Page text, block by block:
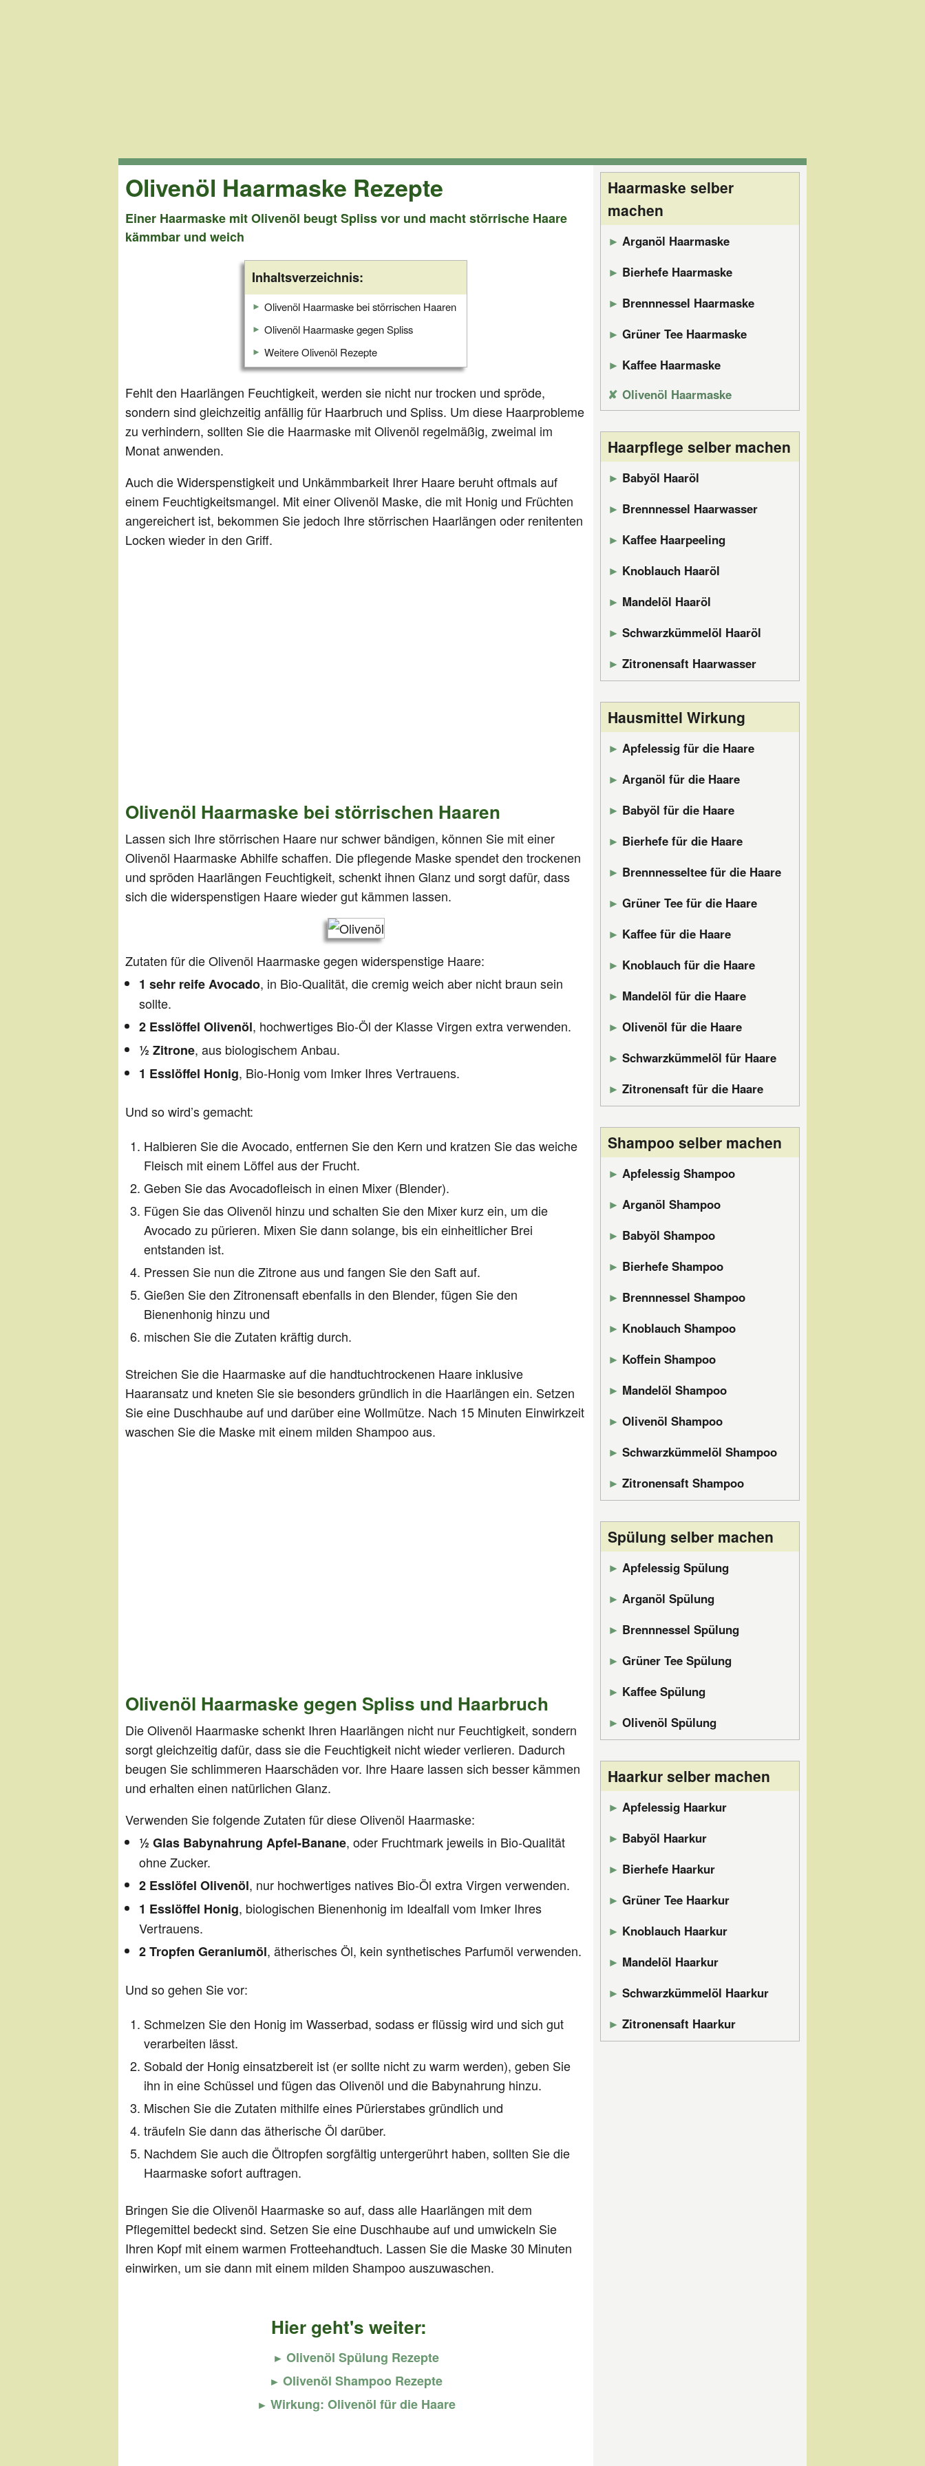
Olivenöl Haarmaske Rezepte
Einer Haarmaske mit Olivenöl beugt Spliss vor und macht störrische Haare
kämmbar und weich
Inhaltsverzeichnis:
Olivenöl Haarmaske bei störrischen Haaren
Olivenöl Haarmaske gegen Spliss
Weitere Olivenöl Rezepte
Fehlt den Haarlängen Feuchtigkeit, werden sie nicht nur trocken und spröde,
sondern sind gleichzeitig anfällig für Haarbruch und Spliss. Um diese Haarprobleme
zu verhindern, sollten Sie die Haarmaske mit Olivenöl regelmäßig, zweimal im
Monat anwenden.
Auch die Widerspenstigkeit und Unkämmbarkeit Ihrer Haare beruht oftmals auf
einem Feuchtigkeitsmangel. Mit einer Olivenöl Maske, die mit Honig und Früchten
angereichert ist, bekommen Sie jedoch Ihre störrischen Haarlängen oder renitenten
Locken wieder in den Griff.
Olivenöl Haarmaske bei störrischen Haaren
Lassen sich Ihre störrischen Haare nur schwer bändigen, können Sie mit einer
Olivenöl Haarmaske Abhilfe schaffen. Die pflegende Maske spendet den trockenen
und spröden Haarlängen Feuchtigkeit, schenkt ihnen Glanz und sorgt dafür, dass
sich die widerspenstigen Haare wieder gut kämmen lassen.
Zutaten für die Olivenöl Haarmaske gegen widerspenstige Haare:
1 sehr reife Avocado, in Bio-Qualität, die cremig weich aber nicht braun sein
sollte.
2 Esslöffel Olivenöl, hochwertiges Bio-Öl der Klasse Virgen extra verwenden.
½ Zitrone, aus biologischem Anbau.
1 Esslöffel Honig, Bio-Honig vom Imker Ihres Vertrauens.
Und so wird’s gemacht:
Halbieren Sie die Avocado, entfernen Sie den Kern und kratzen Sie das weiche
Fleisch mit einem Löffel aus der Frucht.
Geben Sie das Avocadofleisch in einen Mixer (Blender).
Fügen Sie das Olivenöl hinzu und schalten Sie den Mixer kurz ein, um die
Avocado zu pürieren. Mixen Sie dann solange, bis ein einheitlicher Brei
entstanden ist.
Pressen Sie nun die Zitrone aus und fangen Sie den Saft auf.
Gießen Sie den Zitronensaft ebenfalls in den Blender, fügen Sie den
Bienenhonig hinzu und
mischen Sie die Zutaten kräftig durch.
Streichen Sie die Haarmaske auf die handtuchtrockenen Haare inklusive
Haaransatz und kneten Sie sie besonders gründlich in die Haarlängen ein. Setzen
Sie eine Duschhaube auf und darüber eine Wollmütze. Nach 15 Minuten Einwirkzeit
waschen Sie die Maske mit einem milden Shampoo aus.
Olivenöl Haarmaske gegen Spliss und Haarbruch
Die Olivenöl Haarmaske schenkt Ihren Haarlängen nicht nur Feuchtigkeit, sondern
sorgt gleichzeitig dafür, dass sie die Feuchtigkeit nicht wieder verlieren. Dadurch
beugen Sie schlimmeren Haarschäden vor. Ihre Haare lassen sich besser kämmen
und erhalten einen natürlichen Glanz.
Verwenden Sie folgende Zutaten für diese Olivenöl Haarmaske:
½ Glas Babynahrung Apfel-Banane, oder Fruchtmark jeweils in Bio-Qualität
ohne Zucker.
2 Esslöfel Olivenöl, nur hochwertiges natives Bio-Öl extra Virgen verwenden.
1 Esslöffel Honig, biologischen Bienenhonig im Idealfall vom Imker Ihres
Vertrauens.
2 Tropfen Geraniumöl, ätherisches Öl, kein synthetisches Parfumöl verwenden.
Und so gehen Sie vor:
Schmelzen Sie den Honig im Wasserbad, sodass er flüssig wird und sich gut
verarbeiten lässt.
Sobald der Honig einsatzbereit ist (er sollte nicht zu warm werden), geben Sie
ihn in eine Schüssel und fügen das Olivenöl und die Babynahrung hinzu.
Mischen Sie die Zutaten mithilfe eines Pürierstabes gründlich und
träufeln Sie dann das ätherische Öl darüber.
Nachdem Sie auch die Öltropfen sorgfältig untergerührt haben, sollten Sie die
Haarmaske sofort auftragen.
Bringen Sie die Olivenöl Haarmaske so auf, dass alle Haarlängen mit dem
Pflegemittel bedeckt sind. Setzen Sie eine Duschhaube auf und umwickeln Sie
Ihren Kopf mit einem warmen Frotteehandtuch. Lassen Sie die Maske 30 Minuten
einwirken, um sie dann mit einem milden Shampoo auszuwaschen.
Hier geht's weiter:
Olivenöl Spülung Rezepte
Olivenöl Shampoo Rezepte
Wirkung: Olivenöl für die Haare
Haarmaske selber
machen
Arganöl Haarmaske
Bierhefe Haarmaske
Brennnessel Haarmaske
Grüner Tee Haarmaske
Kaffee Haarmaske
Olivenöl Haarmaske
Haarpflege selber machen
Babyöl Haaröl
Brennnessel Haarwasser
Kaffee Haarpeeling
Knoblauch Haaröl
Mandelöl Haaröl
Schwarzkümmelöl Haaröl
Zitronensaft Haarwasser
Hausmittel Wirkung
Apfelessig für die Haare
Arganöl für die Haare
Babyöl für die Haare
Bierhefe für die Haare
Brennnesseltee für die Haare
Grüner Tee für die Haare
Kaffee für die Haare
Knoblauch für die Haare
Mandelöl für die Haare
Olivenöl für die Haare
Schwarzkümmelöl für Haare
Zitronensaft für die Haare
Shampoo selber machen
Apfelessig Shampoo
Arganöl Shampoo
Babyöl Shampoo
Bierhefe Shampoo
Brennnessel Shampoo
Knoblauch Shampoo
Koffein Shampoo
Mandelöl Shampoo
Olivenöl Shampoo
Schwarzkümmelöl Shampoo
Zitronensaft Shampoo
Spülung selber machen
Apfelessig Spülung
Arganöl Spülung
Brennnessel Spülung
Grüner Tee Spülung
Kaffee Spülung
Olivenöl Spülung
Haarkur selber machen
Apfelessig Haarkur
Babyöl Haarkur
Bierhefe Haarkur
Grüner Tee Haarkur
Knoblauch Haarkur
Mandelöl Haarkur
Schwarzkümmelöl Haarkur
Zitronensaft Haarkur